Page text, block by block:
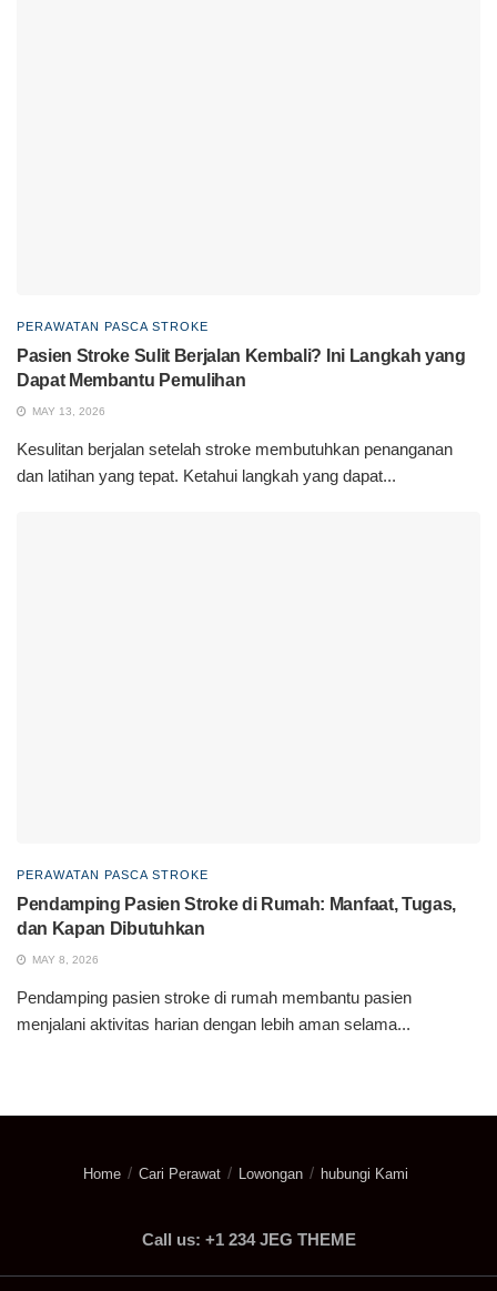
PERAWATAN PASCA STROKE
Pasien Stroke Sulit Berjalan Kembali? Ini Langkah yang
Dapat Membantu Pemulihan
MAY 13, 2026
Kesulitan berjalan setelah stroke membutuhkan penanganan
dan latihan yang tepat. Ketahui langkah yang dapat...
PERAWATAN PASCA STROKE
Pendamping Pasien Stroke di Rumah: Manfaat, Tugas,
dan Kapan Dibutuhkan
MAY 8, 2026
Pendamping pasien stroke di rumah membantu pasien
menjalani aktivitas harian dengan lebih aman selama...
Home Cari Perawat Lowongan hubungi Kami
Call us: +1 234 JEG THEME